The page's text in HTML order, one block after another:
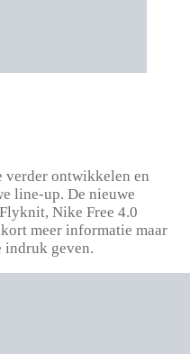
ontwikkelen en
line-up. De nieuwe
Nike Free 4.0
meer informatie maar
indruk geven.